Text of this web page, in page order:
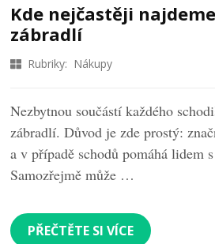
Kde nejčastěji
zábradlí
Rubriky: Nákupy
Nezbytnou součástí každého
zábradlí. Důvod je zde prostý:
a v případě schodů pomáhá lidem
Samozřejmě může …
PŘEČTĚTE SI VÍCE